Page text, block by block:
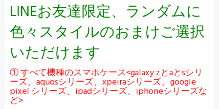
LINEお友達限定、ランダムに
色々スタイルのおまけご選択
いただけます
① すべて機種のスマホケース<galaxy zとaとsシリ
ーズ、aquosシリーズ、xpeiraシリーズ、google
pixel シリーズ、ipadシリーズ、iphoneシリーズな
ど>